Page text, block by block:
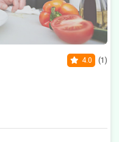
4.0 (1)